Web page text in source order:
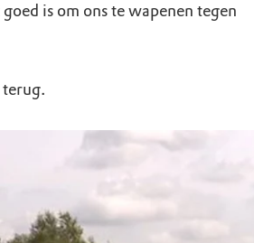
is om ons te wapenen tegen